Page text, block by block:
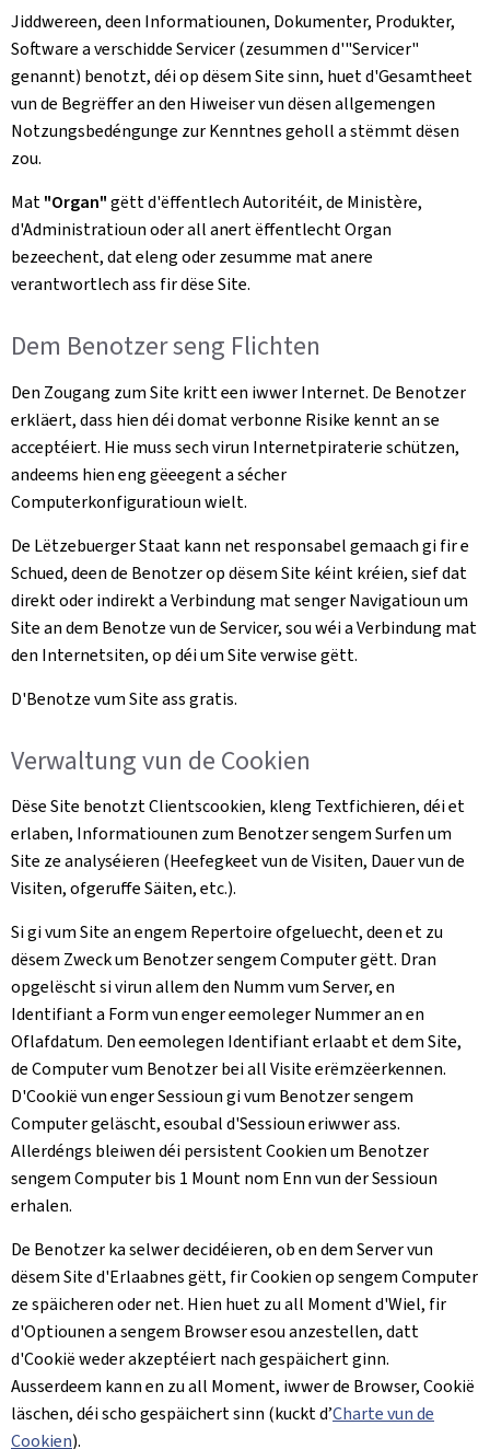
Jiddwereen, deen Informatiounen, Dokumenter, Produkter,
Software a verschidde Servicer (zesummen d'"Servicer"
genannt) benotzt, déi op dësem Site sinn, huet d'Gesamtheet
vun de Begrëffer an den Hiweiser vun dësen allgemengen
Notzungsbedéngunge zur Kenntnes geholl a stëmmt dësen
zou.
Mat"Organ"gëtt d'ëffentlech Autoritéit, de Ministère,
d'Administratioun oder all anert ëffentlecht Organ
bezeechent, dat eleng oder zesumme mat anere
verantwortlech ass fir dëse Site.
Dem Benotzer seng Flichten
Den Zougang zum Site kritt een iwwer Internet. De Benotzer
erkläert, dass hien déi domat verbonne Risike kennt an se
acceptéiert. Hie muss sech virun Internetpiraterie schützen,
andeems hien eng gëeegent a sécher
Computerkonfiguratioun wielt.
De Lëtzebuerger Staat kann net responsabel gemaach gi fir e
Schued, deen de Benotzer op dësem Site kéint kréien, sief dat
direkt oder indirekt a Verbindung mat senger Navigatioun um
Site an dem Benotze vun de Servicer, sou wéi a Verbindung mat
den Internetsiten, op déi um Site verwise gëtt.
D'Benotze vum Site ass gratis.
Verwaltung vun de Cookien
Dëse Site benotzt Clientscookien, kleng Textfichieren, déi et
erlaben, Informatiounen zum Benotzer sengem Surfen um
Site ze analyséieren (Heefegkeet vun de Visiten, Dauer vun de
Visiten, ofgeruffe Säiten, etc.).
Si gi vum Site an engem Repertoire ofgeluecht, deen et zu
dësem Zweck um Benotzer sengem Computer gëtt. Dran
opgelëscht si virun allem den Numm vum Server, en
Identifiant a Form vun enger eemoleger Nummer an en
Oflafdatum. Den eemolegen Identifiant erlaabt et dem Site,
de Computer vum Benotzer bei all Visite erëmzëerkennen.
D'Cookië vun enger Sessioun gi vum Benotzer sengem
Computer geläscht, esoubal d'Sessioun eriwwer ass.
Allerdéngs bleiwen déi persistent Cookien um Benotzer
sengem Computer bis 1 Mount nom Enn vun der Sessioun
erhalen.
De Benotzer ka selwer decidéieren, ob en dem Server vun
dësem Site d'Erlaabnes gëtt, fir Cookien op sengem Computer
ze späicheren oder net. Hien huet zu all Moment d'Wiel, fir
d'Optiounen a sengem Browser esou anzestellen, datt
d'Cookië weder akzeptéiert nach gespäichert ginn.
Ausserdeem kann en zu all Moment, iwwer de Browser, Cookië
läschen, déi scho gespäichert sinn (kuckt d’Charte vun de
Cookien).